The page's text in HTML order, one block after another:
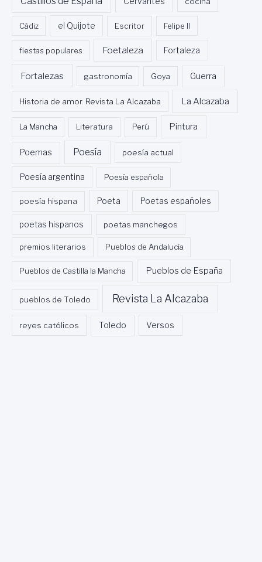
Cádiz el Quijote Escritor Felipe II
fiestas populares Foetaleza Fortaleza
Fortalezas gastronomía Goya Guerra
Historia de amor. Revista La Alcazaba La Alcazaba
La Mancha Literatura Perú Pintura
Poemas Poesía poesía actual
Poesía argentina Poesía española
poesía hispana Poeta Poetas españoles
poetas hispanos poetas manchegos
premios literarios Pueblos de Andalucía
Pueblos de Castilla la Mancha Pueblos de España
pueblos de Toledo Revista La Alcazaba
reyes católicos Toledo Versos